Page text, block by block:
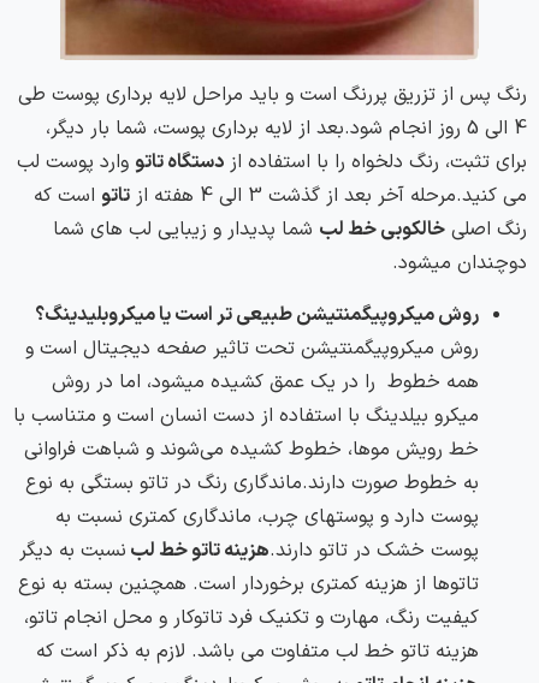
رنگ پس از تزریق پررنگ است و باید مراحل لایه برداری پوست طی
4 الی 5 روز انجام شود.بعد از لایه برداری پوست، شما بار دیگر،
برای تثبت، رنگ دلخواه را با استفاده از دستگاه تاتو وارد پوست لب
می کنید.مرحله آخر بعد از گذشت 3 الی 4 هفته از
تاتو است که
رنگ اصلی خالکوبی خط لب شما پدیدار و زیبایی لب های شما
دوچندان میشود.
روش میکروپیگمنتیشن طبیعی تر است یا میکروبلیدینگ؟
روش میکروپیگمنتیشن تحت تاثیر صفحه دیجیتال است و
همه خطوط را در یک عمق کشیده میشود، اما در روش
میکرو بیلدینگ با استفاده از دست انسان است و متناسب با
خط رویش موها، خطوط کشیده می‌شوند و شباهت فراوانی
به خطوط صورت دارند.ماندگاری رنگ در تاتو بستگی به نوع
پوست دارد و پوستهای چرب، ماندگاری کمتری نسبت به
پوست خشک در تاتو دارند.هزینه تاتو خط لب نسبت به دیگر
تاتوها از هزینه کمتری برخوردار است. همچنین بسته به نوع
کیفیت رنگ، مهارت و تکنیک فرد تاتوکار و محل انجام تاتو،
هزینه تاتو خط لب متفاوت می باشد. لازم به ذکر است که